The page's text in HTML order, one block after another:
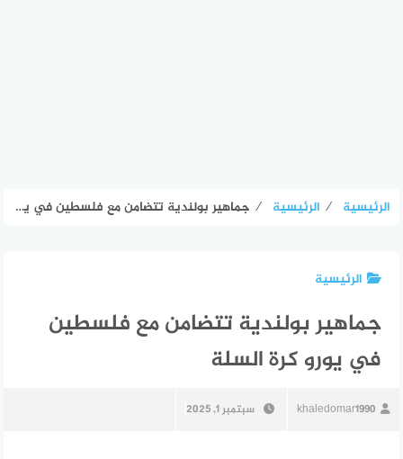
الرئيسية ⁄ الرئيسية ⁄ جماهير بولندية تتضامن مع فلسطين في يورو كرة السلة
الرئيسية
جماهير بولندية تتضامن مع فلسطين
في يورو كرة السلة
khaledomar1990 سبتمبر 1, 2025